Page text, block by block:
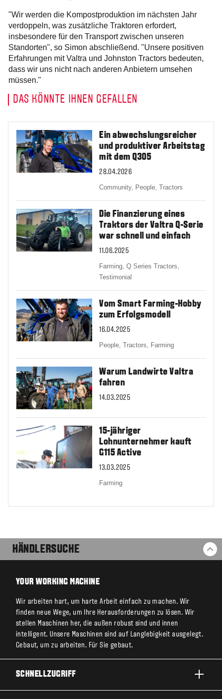
"Wir werden die Kompostproduktion im nächsten Jahr
verdoppeln, was zusätzliche Traktoren erfordert,
insbesondere für den Transport zwischen unseren
Standorten", so Simon abschließend. "Unsere positiven
Erfahrungen mit Valtra und Johnston Tractors bedeuten,
dass wir uns nicht nach anderen Anbietern umsehen
müssen."
DAS KÖNNTE IHNEN GEFALLEN
Ein abwechslungsreicher
und produktiver Arbeitstag
mit dem Q305
28.04.2026
Community, People,Tractors
Die Finanzierung eines
Traktors der Valtra Q-Serie
war schnell und einfach
11.06.2025
Farming,Q Series Tractors,
Testimonial
Vom Smart Farming-Hobby
zum Erfolgsmodell
16.04.2025
People,Tractors, Farming
Warum Landwirte Valtra
fahren
14.03.2025
15-jähriger
Lohnunternehmer kauft
G115 Active
13.03.2025
Farming
HÄNDLERSUCHE
YOUR WORKING MACHINE
Wir arbeiten hart, um harte Arbeit einfach zu machen. Wir
finden neue Wege, um Ihre Herausforderungen zu lösen. Wir
stellen Maschinen her, die außen robust sind und innen
intelligent. Unsere Maschinen sind auf Langlebigkeit ausgelegt.
Gebaut, um zu arbeiten. Für Sie gebaut.
SCHNELLZUGRIFF